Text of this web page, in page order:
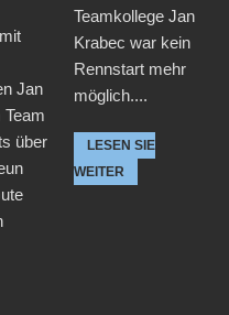
Jan
Team
über
Teamkollege Jan
Krabec war kein
Rennstart mehr
möglich....
LESEN SIE
WEITER